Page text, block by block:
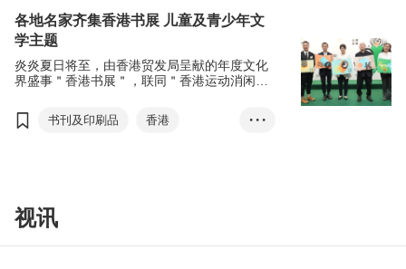
香港运动消闲博览
零食世界
罗振宇
马伯庸
各地名家齐集香港书展 儿童及青少年文
学主题
炎炎夏日将至，由香港贸发局呈献的年度文化
界盛事＂香港书展＂，联同＂香港运动消闲博
行，公众只需购买一张门票，即可同时参观三
大展览，尽享阅读、消闲及选购零食的乐趣。
书刊及印刷品
香港
香港运动消闲博览
• • •
视讯